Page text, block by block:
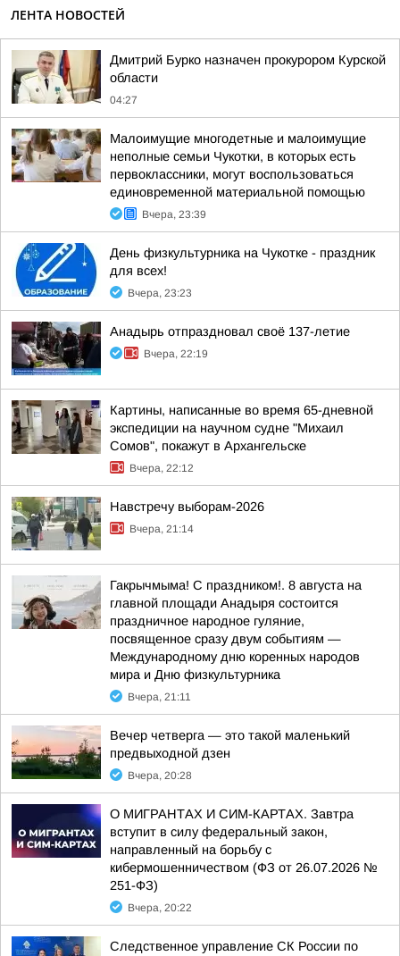
ЛЕНТА НОВОСТЕЙ
Дмитрий Бурко назначен прокурором Курской
области
04:27
Малоимущие многодетные и малоимущие
неполные семьи Чукотки, в которых есть
первоклассники, могут воспользоваться
единовременной материальной помощью
Вчера, 23:39
День физкультурника на Чукотке - праздник
для всех!
Вчера, 23:23
Анадырь отпраздновал своё 137-летие
Вчера, 22:19
Картины, написанные во время 65-дневной
экспедиции на научном судне "Михаил
Сомов", покажут в Архангельске
Вчера, 22:12
Навстречу выборам-2026
Вчера, 21:14
Гакрычмыма! С праздником!. 8 августа на
главной площади Анадыря состоится
праздничное народное гуляние,
посвященное сразу двум событиям —
Международному дню коренных народов
мира и Дню физкультурника
Вчера, 21:11
Вечер четверга — это такой маленький
предвыходной дзен
Вчера, 20:28
О МИГРАНТАХ И СИМ-КАРТАХ. Завтра
вступит в силу федеральный закон,
направленный на борьбу с
кибермошенничеством (ФЗ от 26.07.2026 №
251-ФЗ)
Вчера, 20:22
Следственное управление СК России по